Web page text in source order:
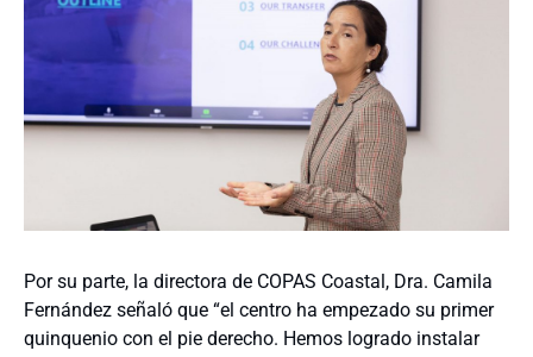
Por su parte, la directora de COPAS Coastal, Dra. Camila
Fernández señaló que “el centro ha empezado su primer
quinquenio con el pie derecho. Hemos logrado instalar